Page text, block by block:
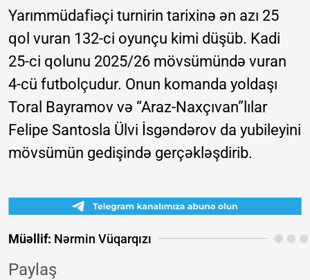
Yarımmüdafiəçi turnirin tarixinə ən azı 25
qol vuran 132-ci oyunçu kimi düşüb. Kadi
25-ci qolunu 2025/26 mövsümündə vuran
4-cü futbolçudur. Onun komanda yoldaşı
Toral Bayramov və “Araz-Naxçıvan”lılar
Felipe Santosla Ülvi İsgəndərov da yubileyini
mövsümün gedişində gerçəkləşdirib.
Müəllif: Nərmin Vüqarqızı
Paylaş